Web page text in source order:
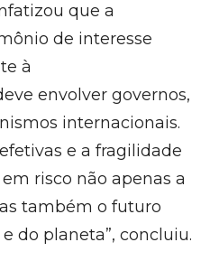
que a
de interesse
à
envolver governos,
internacionais.
e a fragilidade
risco não apenas a
também o futuro
do planeta”, concluiu.